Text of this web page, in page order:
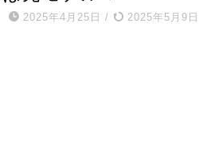
2025年4月25日 / 2025年5月9日